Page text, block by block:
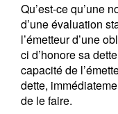
Qu’est-ce qu’une
d’une évaluation
l’émetteur d’une
ci d’honore sa
capacité de
dette,
de le faire.